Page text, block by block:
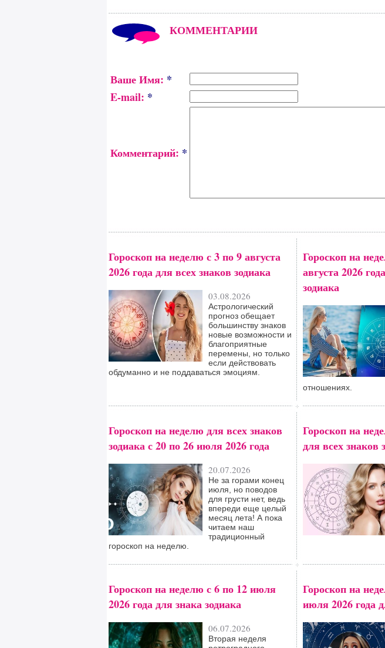
КОММЕНТАРИИ
Ваше Имя: *
E-mail: *
Комментарий: *
Гороскоп на неделю с 3 по 9 августа
2026 года для всех знаков зодиака
03.08.2026
Астрологический
прогноз обещает
большинству знаков
новые возможности и
благоприятные
перемены, но только
если действовать
обдуманно и не поддаваться эмоциям.
Гороскоп на
августа 2026
зодиака
отношениях.
Гороскоп на неделю для всех знаков
зодиака с 20 по 26 июля 2026 года
20.07.2026
Не за горами конец
июля, но поводов
для грусти нет, ведь
впереди еще целый
месяц лета! А пока
читаем наш
традиционный
гороскоп на неделю.
Гороскоп на
для всех знаков
Гороскоп на неделю с 6 по 12 июля
2026 года для знака зодиака
06.07.2026
Вторая неделя
Гороскоп на
июля 2026 года